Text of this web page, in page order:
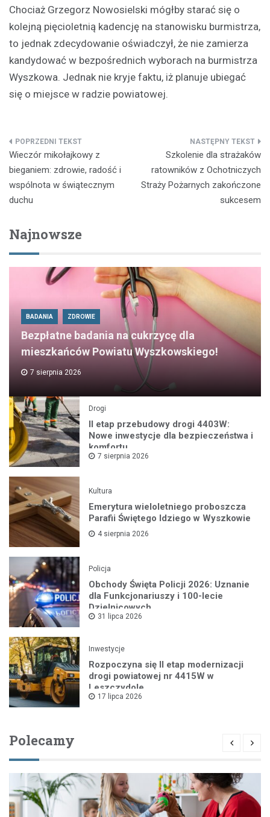
Chociaż Grzegorz Nowosielski mógłby starać się o
kolejną pięcioletnią kadencję na stanowisku burmistrza,
to jednak zdecydowanie oświadczył, że nie zamierza
kandydować w bezpośrednich wyborach na burmistrza
Wyszkowa. Jednak nie kryje faktu, iż planuje ubiegać
się o miejsce w radzie powiatowej.
Nawigacja
wpisu
Wieczór mikołajkowy z
bieganiem: zdrowie, radość i
wspólnota w świątecznym
duchu
Szkolenie dla strażaków
ratowników z Ochotniczych
Straży Pożarnych zakończone
sukcesem
Najnowsze
BADANIA ZDROWIE
Bezpłatne badania na cukrzycę dla
mieszkańców Powiatu Wyszkowskiego!
7 sierpnia 2026
Drogi
II etap przebudowy drogi 4403W:
Nowe inwestycje dla bezpieczeństwa i
komfortu
7 sierpnia 2026
Kultura
Emerytura wieloletniego proboszcza
Parafii Świętego Idziego w Wyszkowie
4 sierpnia 2026
Policja
Obchody Święta Policji 2026: Uznanie
dla Funkcjonariuszy i 100-lecie
Dzielnicowych
31 lipca 2026
Inwestycje
Rozpoczyna się II etap modernizacji
drogi powiatowej nr 4415W w
Leszczydole
17 lipca 2026
Polecamy